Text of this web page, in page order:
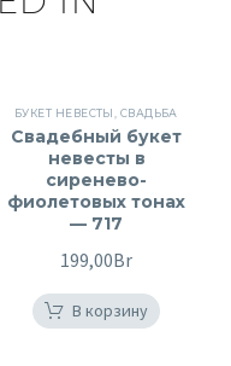
БУКЕТ НЕВЕСТЫ СВАДЬБА
Свадебный букет
невесты в
сиренево-
фиолетовых тонах
— 717
199,00Br
В корзину